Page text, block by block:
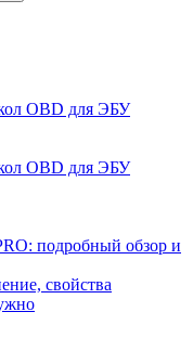
OBD для ЭБУ
OBD для ЭБУ
подробный обзор и
свойства